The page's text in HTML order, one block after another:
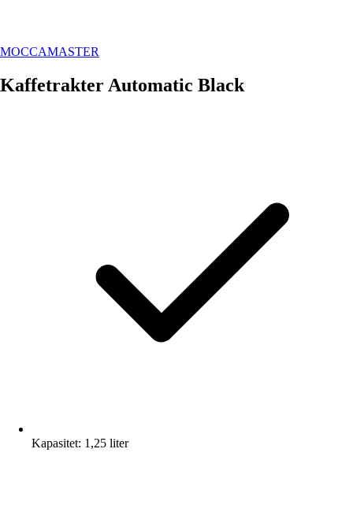
MOCCAMASTER
Kaffetrakter Automatic Black
Kapasitet: 1,25 liter